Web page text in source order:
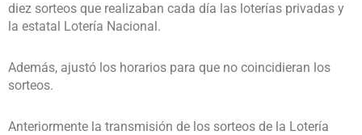
diez sorteos que realizaban cada día las loterías privadas y
la estatal Lotería Nacional.
Además, ajustó los horarios para que no coincidieran los
sorteos.
Anteriormente la transmisión de los sorteos de la Lotería